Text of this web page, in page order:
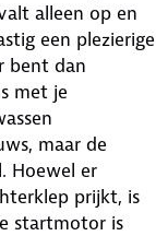
alleen op en
een plezierige
bent dan
met je
maar de
Hoewel er
prijkt, is
startmotor is